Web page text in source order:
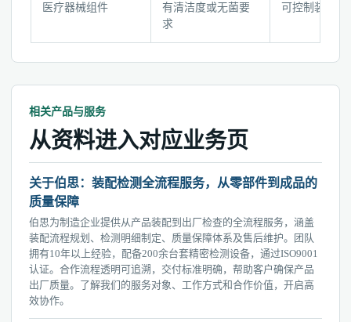
医疗器械组件
有清洁度或无菌要
求
可控制装配环
相关产品与服务
从资料进入对应业务页
关于伯思：装配检测全流程服务，从零部件到成品的
质量保障
伯思为制造企业提供从产品装配到出厂检查的全流程服务，涵盖
装配流程规划、检测明细制定、质量保障体系及售后维护。团队
拥有10年以上经验，配备200余台套精密检测设备，通过ISO9001
认证。合作流程透明可追溯，交付标准明确，帮助客户确保产品
出厂质量。了解我们的服务对象、工作方式和合作价值，开启高
效协作。